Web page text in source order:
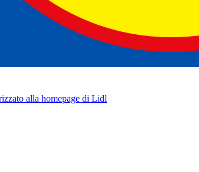
alla homepage di Lidl